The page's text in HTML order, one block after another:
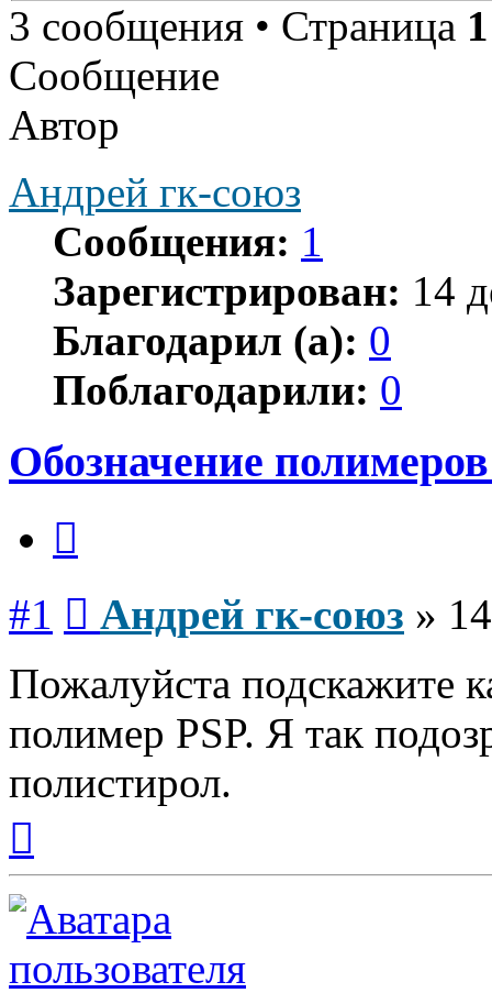
3 сообщения • Страница 1
Сообщение
Автор
Андрей гк-союз
Сообщения: 1
Зарегистрирован: 14
Благодарил (а): 0
Поблагодарили: 0
Обозначение
#1 Андрей гк-союз »
Пожалуйста подскажите
полимер PSP. Я так
полистирол.
началу